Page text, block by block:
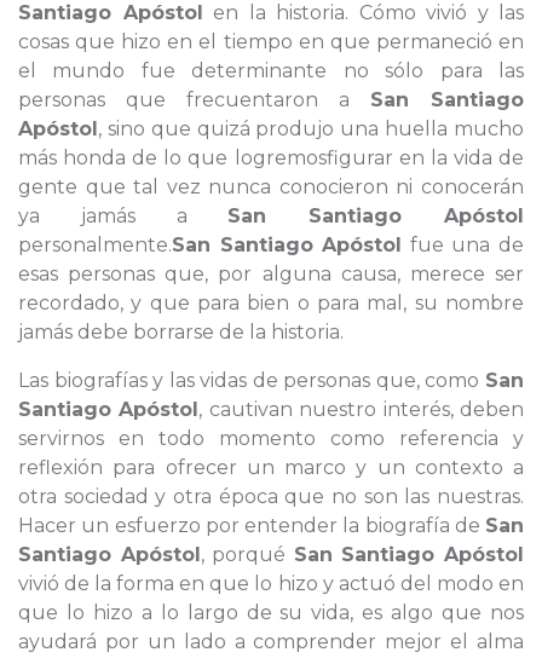
Santiago Apóstol en la historia. Cómo vivió y las
cosas que hizo en el tiempo en que permaneció en
el mundo fue determinante no sólo para las
personas que frecuentaron a San Santiago
Apóstol, sino que quizá produjo una huella mucho
más honda de lo que logremosfigurar en la vida de
gente que tal vez nunca conocieron ni conocerán
ya jamás a San Santiago Apóstol
personalmente.San Santiago Apóstol fue una de
esas personas que, por alguna causa, merece ser
recordado, y que para bien o para mal, su nombre
jamás debe borrarse de la historia.
Las biografías y las vidas de personas que, como San
Santiago Apóstol, cautivan nuestro interés, deben
servirnos en todo momento como referencia y
reflexión para ofrecer un marco y un contexto a
otra sociedad y otra época que no son las nuestras.
Hacer un esfuerzo por entender la biografía de San
Santiago Apóstol, porqué San Santiago Apóstol
vivió de la forma en que lo hizo y actuó del modo en
que lo hizo a lo largo de su vida, es algo que nos
ayudará por un lado a comprender mejor el alma